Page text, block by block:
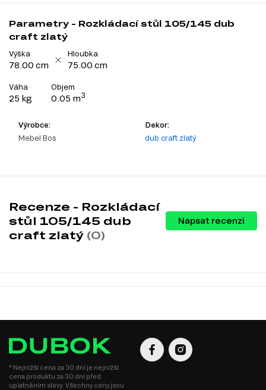
Parametry - Rozkládací stůl 105/145 dub
craft zlatý
Výška
78.00 cm
Hloubka
75.00 cm
Váha
25 kg
Objem
0.05 m3
Výrobce:
Mebel Bos
Dekor:
dub craft zlatý
Recenze - Rozkládací
stůl 105/145 dub
craft zlatý (0)
Napsat recenzi
* Nejnižší cena za 30 dní je nejnižší
cena produktu za 30 dní před
uplatněním slevy. Všechny ceny jsou